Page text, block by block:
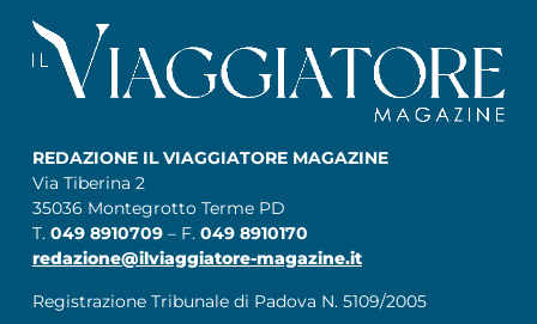
REDAZIONE IL VIAGGIATORE MAGAZINE
Via Tiberina 2
35036 Montegrotto Terme PD
T. 049 8910709 – F. 049 8910170
redazione@ilviaggiatore-magazine.it
Registrazione Tribunale di Padova N. 5109/2005